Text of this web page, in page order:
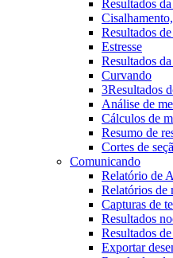
Resultados
Resultados
Estresse
Resultados
Curvando
3Resultados
Análise de
Cálculos de
Resumo de
Cortes de
Comunicando
Relatório de
Relatórios de
Capturas de
Resultados
Resultados
Exportar